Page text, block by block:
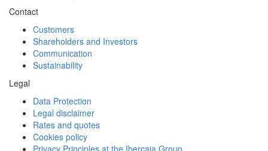
Contact
Customers
Shareholders and Investors
Communication
Sustainability
Legal
Data Protection
Legal disclaimer
Rates and quotes
Cookies policy
Privacy Principles at the Ibercaja Group